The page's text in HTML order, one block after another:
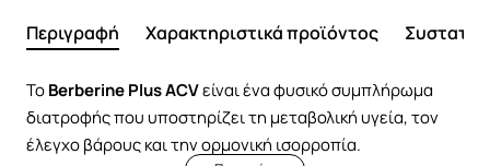
Περιγραφή Χαρακτηριστικά προϊόντος
ΤοBerberine Plus ACVείναι ένα φυσικό συμπλήρωμα
διατροφής που υποστηρίζει τη μεταβολική υγεία, τον
έλεγχο βάρους και την ορμονική ισορροπία.